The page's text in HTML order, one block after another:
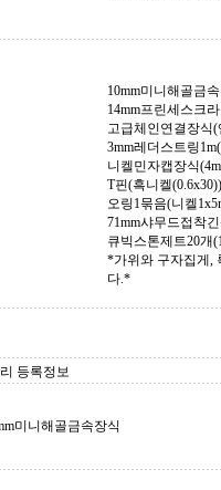
10mm미니해골금
14mm프린세스크
고급체인연결장식
3mm레더스트링
니켈민자캡장식
T핀(흑니켈
오링1묶음(니켈
71mm샤무드접착
큐빅스톤제트20개
*가위와 구자집게,
다.*
등록정보
미니해골금속장식